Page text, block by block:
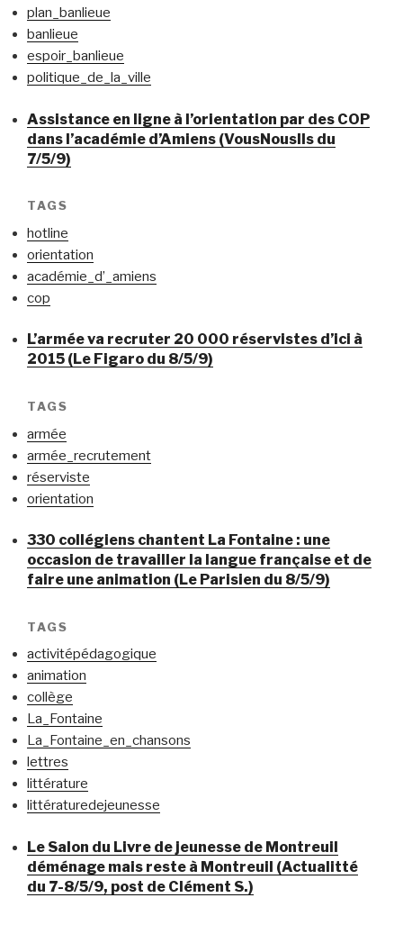
plan_banlieue
banlieue
espoir_banlieue
politique_de_la_ville
Assistance en ligne à l’orientation par des COP
dans l’académie d’Amiens (VousNousIls du
7/5/9)
TAGS
hotline
orientation
académie_d’_amiens
cop
L’armée va recruter 20 000 réservistes d’ici à
2015 (Le Figaro du 8/5/9)
TAGS
armée
armée_recrutement
réserviste
orientation
330 collégiens chantent La Fontaine : une
occasion de travailler la langue française et de
faire une animation (Le Parisien du 8/5/9)
TAGS
activitépédagogique
animation
collège
La_Fontaine
La_Fontaine_en_chansons
lettres
littérature
littératuredejeunesse
Le Salon du Livre de jeunesse de Montreuil
déménage mais reste à Montreuil (Actualitté
du 7-8/5/9, post de Clément S.)